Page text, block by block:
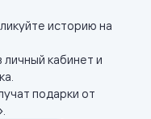
историю на
кабинет и
подарки от